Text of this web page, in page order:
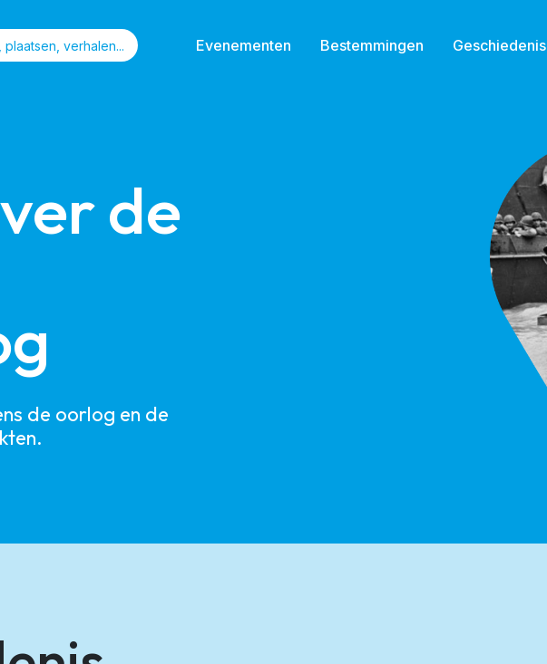
Evenementen Bestemmingen Geschiedenis
de
de oorlog en de